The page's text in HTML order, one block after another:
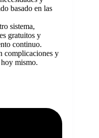
basado en las
sistema,
gratuitos y
continuo.
complicaciones y
hoy mismo.